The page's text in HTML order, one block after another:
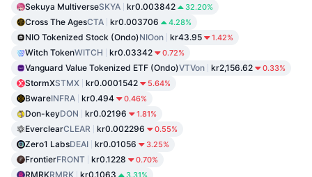
Sekuya MultiverseSKYA kr0.003842 32.20%
Cross The AgesCTA kr0.003706 4.28%
NIO Tokenized Stock (Ondo)NIOon kr43.95 1.42%
Witch TokenWITCH kr0.03342 0.72%
Vanguard Value Tokenized ETF (Ondo)VTVon kr2,156.62 0.33%
StormXSTMX kr0.0001542 5.64%
BwareINFRA kr0.494 0.46%
Don-keyDON kr0.02196 1.81%
EverclearCLEAR kr0.002296 0.55%
Zero1 LabsDEAI kr0.01056 3.25%
FrontierFRONT kr0.1228 0.70%
RMRKRMRK kr0.1063 3.31%